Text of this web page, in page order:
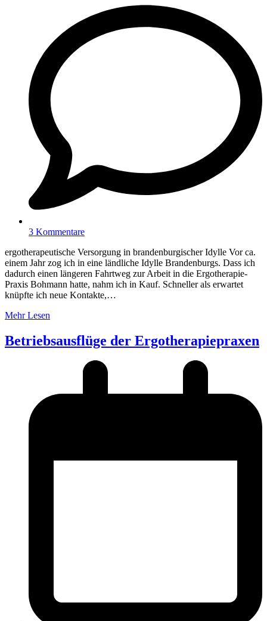
3 Kommentare
ergotherapeutische Versorgung in brandenburgischer Idylle Vor ca.
einem Jahr zog ich in eine ländliche Idylle Brandenburgs. Dass ich
dadurch einen längeren Fahrtweg zur Arbeit in die Ergotherapie-
Praxis Bohmann hatte, nahm ich in Kauf. Schneller als erwartet
knüpfte ich neue Kontakte,…
Mehr Lesen
Betriebsausflüge der Ergotherapiepraxen